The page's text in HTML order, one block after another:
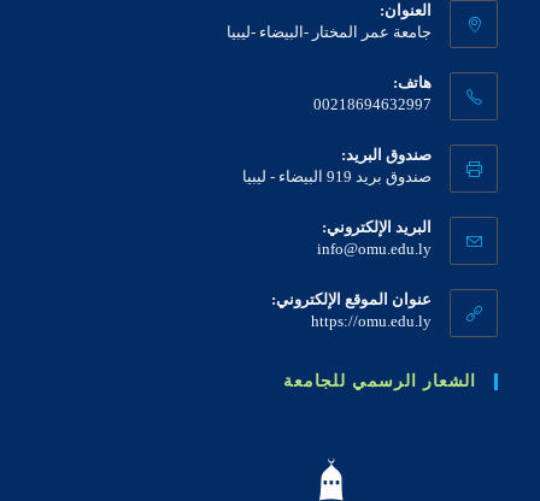
العنوان:
جامعة عمر المختار -البيضاء -ليبيا
هاتف:
00218694632997
صندوق البريد:
صندوق بريد 919 البيضاء - ليبيا
البريد الإلكتروني:
info@omu.edu.ly
عنوان الموقع الإلكتروني:
https://omu.edu.ly
الشعار الرسمي للجامعة